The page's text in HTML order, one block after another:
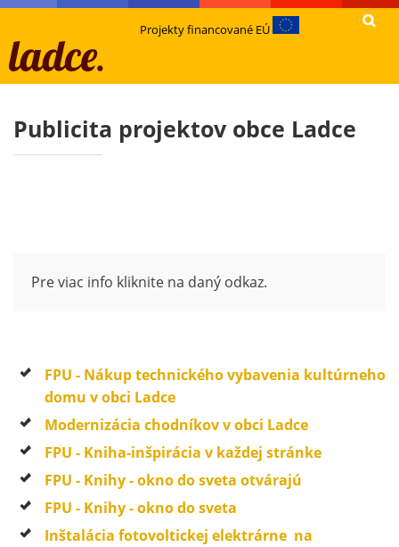
Projekty financované EÚ
Publicita projektov obce Ladce
Pre viac info kliknite na daný odkaz.
FPU - Nákup technického vybavenia kultúrneho
domu v obci Ladce
Modernizácia chodníkov v obci Ladce
FPU - Kniha-inšpirácia v každej stránke
FPU - Knihy - okno do sveta otvárajú
FPU - Knihy - okno do sveta
Inštalácia fotovoltickej elektrárne na